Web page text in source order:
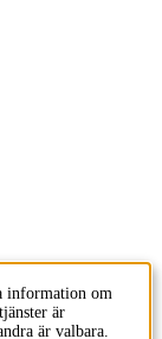
information om
är
är valbara.